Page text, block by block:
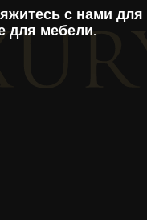
с нами
для мебели.